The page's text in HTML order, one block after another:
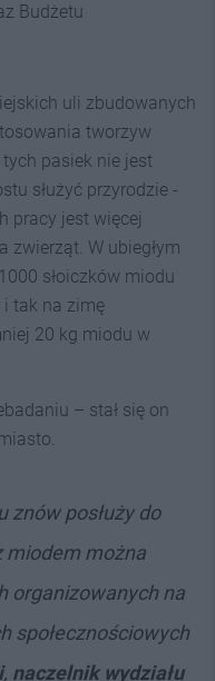
Budżetu
uli zbudowanych
tworzyw
pasiek nie jest
służyć przyrodzie -
pracy jest więcej
W ubiegłym
słoiczków miodu
tak na zimę
20 kg miodu w
– stał się on
znów posłuży do
miodem można
organizowanych na
społecznościowych
, naczelnik wydziału